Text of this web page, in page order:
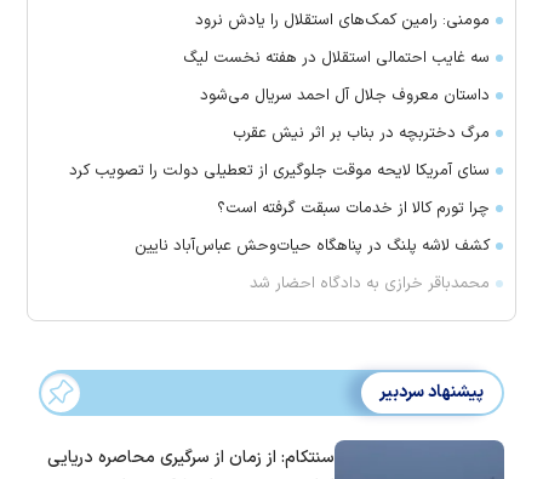
مومنی: رامین کمک‌های استقلال را یادش نرود
سه غایب احتمالی استقلال در هفته نخست لیگ
داستان معروف جلال آل احمد سریال می‌شود
مرگ دختربچه در بناب بر اثر نیش عقرب
سنای آمریکا لایحه موقت جلوگیری از تعطیلی دولت را تصویب کرد
چرا تورم کالا از خدمات سبقت گرفته است؟
کشف لاشه پلنگ در پناهگاه حیات‌وحش عباس‌آباد نایین
محمدباقر خرازی به دادگاه احضار شد
پیشنهاد سردبیر
سنتکام: از زمان از سرگیری محاصره دریایی